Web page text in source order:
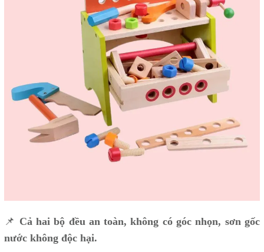
📌 Cả hai bộ đều an toàn, không có góc nhọn, sơn gốc
nước không độc hại.